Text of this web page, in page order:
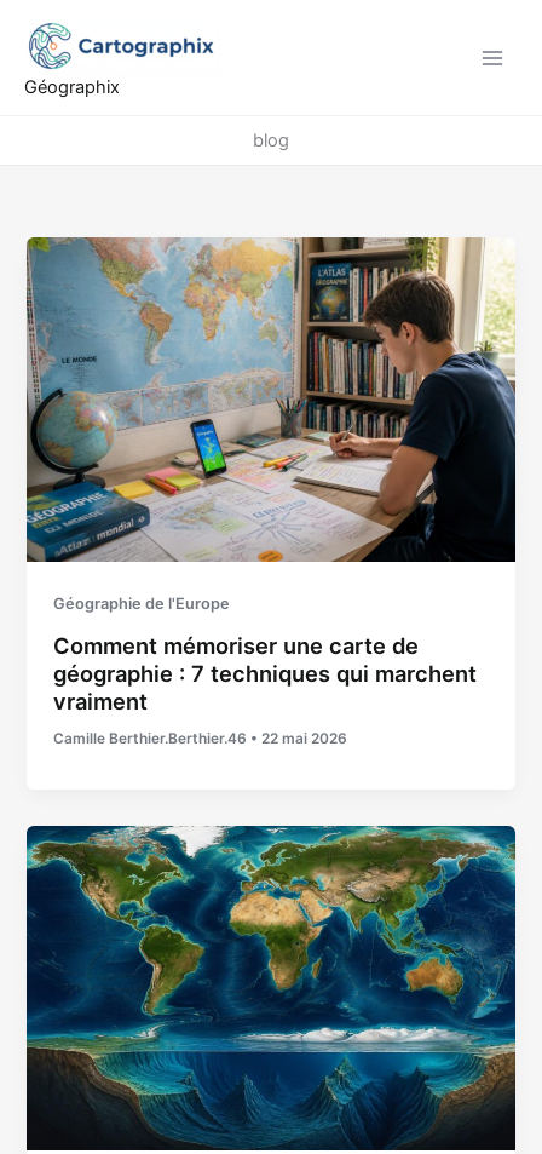
contenu
Géographix
blog
Géographie de l'Europe
Comment mémoriser une carte de
géographie : 7 techniques qui marchent
vraiment
Camille Berthier.Berthier.46 •22 mai 2026